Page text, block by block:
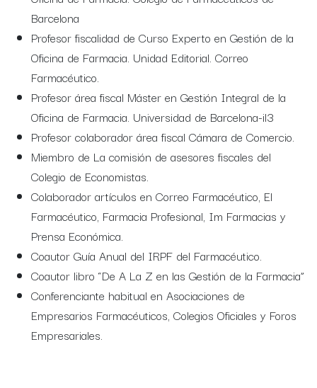
Barcelona
Profesor fiscalidad de Curso Experto en Gestión de la
Oficina de Farmacia. Unidad Editorial. Correo
Farmacéutico.
Profesor área fiscal Máster en Gestión Integral de la
Oficina de Farmacia. Universidad de Barcelona-il3
Profesor colaborador área fiscal Cámara de Comercio.
Miembro de La comisión de asesores fiscales del
Colegio de Economistas.
Colaborador artículos en Correo Farmacéutico, El
Farmacéutico, Farmacia Profesional, Im Farmacias y
Prensa Económica.
Coautor Guía Anual del IRPF del Farmacéutico.
Coautor libro “De A La Z en las Gestión de la Farmacia”
Conferenciante habitual en Asociaciones de
Empresarios Farmacéuticos, Colegios Oficiales y Foros
Empresariales.